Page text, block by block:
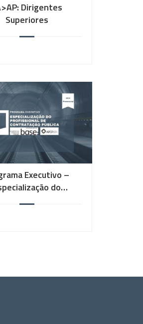
Dirigentes
Superiores
Executivo –
do